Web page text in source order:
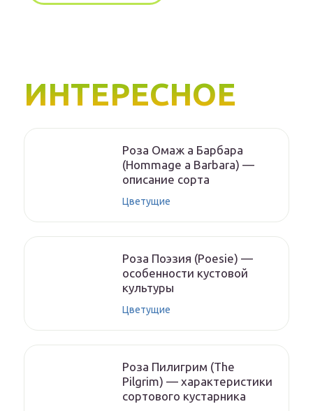
ИНТЕРЕСНОЕ
Роза Омаж а Барбара
(Hommage a Barbara) —
описание сорта
Цветущие
Роза Поэзия (Poesie) —
особенности кустовой
культуры
Цветущие
Роза Пилигрим (The
Pilgrim) — характеристики
сортового кустарника